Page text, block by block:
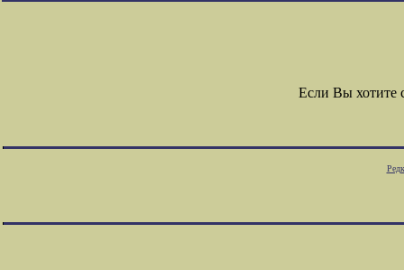
Если Вы хотите